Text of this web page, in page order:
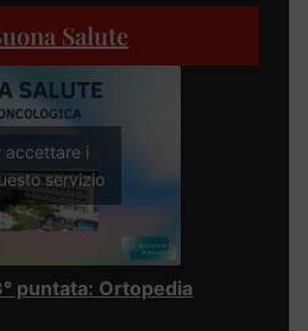
Salute
accettare i
servizio
puntata: Ortopedia